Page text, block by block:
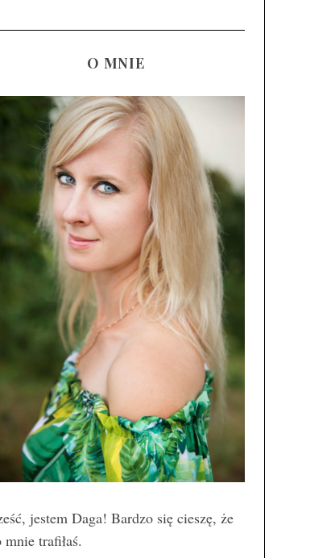
O MNIE
jestem Daga! Bardzo się cieszę, że
mnie trafiłaś.